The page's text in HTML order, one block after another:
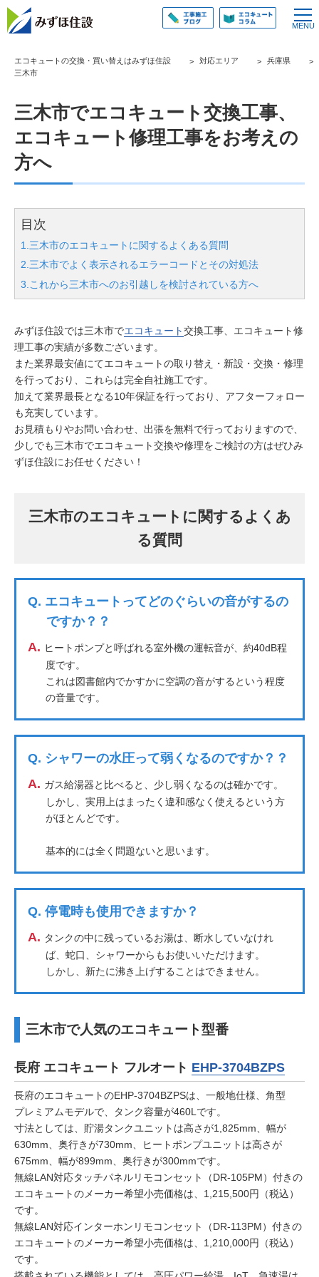
エコキュートの交換・買い替えはみずほ住設 対応エリア
兵庫県
三木市
三木市でエコキュート交換工事、
エコキュート修理工事をお考えの
方へ
目次
1.三木市のエコキュートに関するよくある質問
2.三木市でよく表示されるエラーコードとその対処法
3.これから三木市へのお引越しを検討されている方へ
みずほ住設では三木市でエコキュート交換工事、エコキュート修
理工事の実績が多数ございます。
また業界最安値にてエコキュートの取り替え・新設・交換・修理
を行っており、これらは完全自社施工です。
加えて業界最長となる10年保証を行っており、アフターフォロー
も充実しています。
お見積もりやお問い合わせ、出張を無料で行っておりますので、
少しでも三木市でエコキュート交換や修理をご検討の方はぜひみ
ずほ住設にお任せください！
三木市のエコキュートに関するよくあ
る質問
Q. エコキュートってどのぐらいの音がするの
ですか？？
A. ヒートポンプと呼ばれる室外機の運転音が、約40dB程
度です。
これは図書館内でかすかに空調の音がするという程度
の音量です。
Q. シャワーの水圧って弱くなるのですか？？
A. ガス給湯器と比べると、少し弱くなるのは確かです。
しかし、実用上はまったく違和感なく使えるという方
がほとんどです。
基本的には全く問題ないと思います。
Q. 停電時も使用できますか？
A. タンクの中に残っているお湯は、断水していなけれ
ば、蛇口、シャワーからもお使いいただけます。
しかし、新たに沸き上げすることはできません。
三木市で人気のエコキュート型番
長府 エコキュート フルオート EHP-3704BZPS
長府のエコキュートのEHP-3704BZPSは、一般地仕様、角型
プレミアムモデルで、タンク容量が460Lです。
寸法としては、貯湯タンクユニットは高さが1,825mm、幅が
630mm、奥行きが730mm、ヒートポンプユニットは高さが
675mm、幅が899mm、奥行きが300mmです。
無線LAN対応タッチパネルリモコンセット（DR-105PM）付きの
エコキュートのメーカー希望小売価格は、1,215,500円（税込）
です。
無線LAN対応インターホンリモコンセット（DR-113PM）付きの
エコキュートのメーカー希望小売価格は、1,210,000円（税込）
です。